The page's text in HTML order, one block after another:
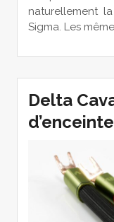
naturellement
Sigma. Les
Delta